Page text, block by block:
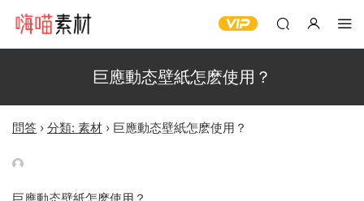
巨應動态壁紙怎麽使用？
問答 › 分類: 素材 › 巨應動态壁紙怎麽使用？